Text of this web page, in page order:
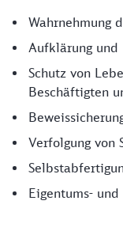
Wahrnehmung
Aufklärung und
Schutz von
Beschäftigten
Verfolgung von
Eigentums-